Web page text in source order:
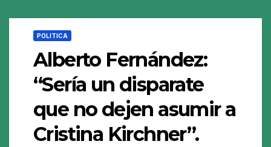
POLITICA
Alberto Fernández:
“Sería un disparate
que no dejen asumir a
Cristina Kirchner”.